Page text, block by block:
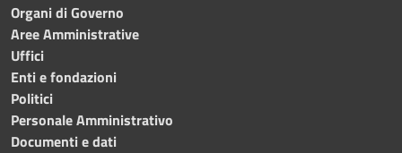
Organi di Governo
Aree Amministrative
Uffici
Enti e fondazioni
Politici
Personale Amministrativo
Documenti e dati